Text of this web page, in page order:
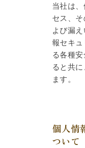
当社は
セス、
よび漏
報セキ
る各種
ると共
ます。
個人情
ついて